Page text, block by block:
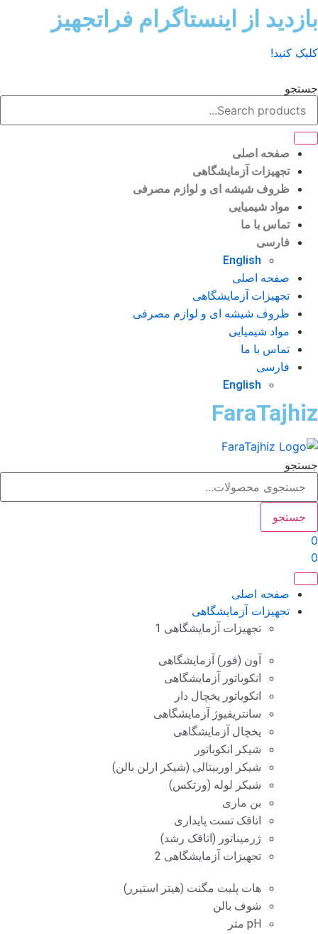
از اینستاگرام فراتجهیز
کنید!
صفحه اصلی
تجهیزات آزمایشگاهی
ظروف شیشه ای و لوازم مصرفی
مواد شیمیایی
تماس با ما
فارسی
English
صفحه اصلی
تجهیزات آزمایشگاهی
ظروف شیشه ای و لوازم مصرفی
مواد شیمیایی
تماس با ما
فارسی
English
جستجو
صفحه اصلی
تجهیزات آزمایشگاهی
تجهیزات آزمایشگاهی 1
آون (فور) آزمایشگاهی
انکوباتور آزمایشگاهی
انکوباتور یخچال دار
سانتریفیوژ آزمایشگاهی
یخچال آزمایشگاهی
شیکر انکوباتور
شیکر اوربیتالی (شیکر ارلن بالن)
شیکر لوله (ورتکس)
بن ماری
اتاقک تست پایداری
ژرمیناتور (اتاقک رشد)
تجهیزات آزمایشگاهی 2
هات پلیت مگنت (هیتر استیرر)
شوف بالن
pH متر